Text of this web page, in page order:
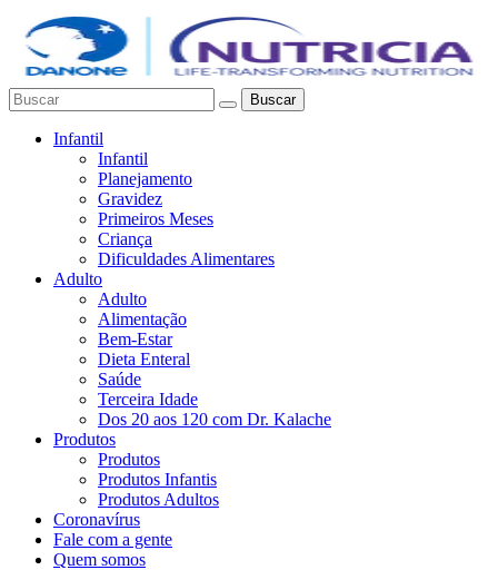
Buscar
Infantil
Infantil
Planejamento
Gravidez
Primeiros Meses
Criança
Dificuldades Alimentares
Adulto
Adulto
Alimentação
Bem-Estar
Dieta Enteral
Saúde
Terceira Idade
Dos 20 aos 120 com Dr. Kalache
Produtos
Produtos
Produtos Infantis
Produtos Adultos
Coronavírus
Fale com a gente
Quem somos